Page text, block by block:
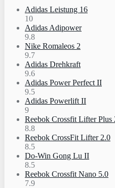
Adidas Leistung 16
10
Adidas Adipower
9.8
Nike Romaleos 2
9.7
Adidas Drehkraft
9.6
Adidas Power Perfect II
9.5
Adidas Powerlift II
9
Reebok Crossfit Lifter Plus
8.8
Reebok CrossFit Lifter 2.0
8.5
Do-Win Gong Lu II
8.5
Reebok Crossfit Nano 5.0
7.9